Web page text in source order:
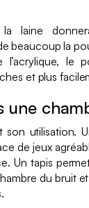
laine
beaucoup la
l’acrylique, le
et plus
une
utilisation.
de jeux
Un tapis
du bruit